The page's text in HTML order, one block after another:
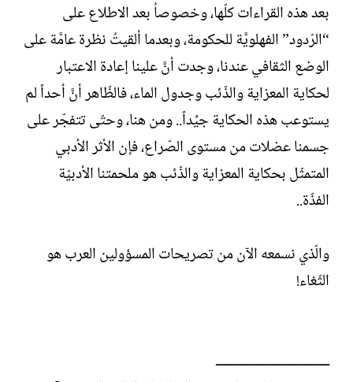
بعد هذه القراءات كلّها، وخصوصاُ بعد الاطلاع على
“الرّدود” الفهلويَّة للحكومة، وبعدما ألقيتُ نظرة عامَّة على
الوضع الثقافي عندنا، وجدت أنَّ علينا إعادة الاعتبار
لحكاية المعزاية والذّئب وجدول الماء، فالظّاهر أنَّ أحداً لم
يستوعب هذه الحكاية جيِّداً.. ومن هنا، وحتّى تتفجّر على
جسمنا عضلات من مستوى الصّراع، فإن الأثر الأدبي
المتمثّل بحكاية المعزاية والذّئب هو ملحمتنا الأدبيّة
الفذّة..
والّذي نسمعه الآن من تصريحات المسؤولين العرب هو
الثّغاء!
ــــــــــــــــــــــــــــــــــــ